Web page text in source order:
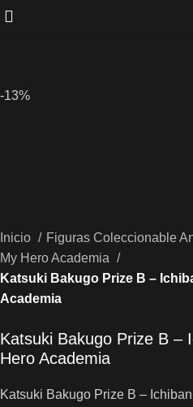
-13%
Inicio
Figuras Coleccionable
My Hero Academia
Katsuki Bakugo Prize B –
Academia
Katsuki Bakugo Prize B –
Hero Academia
Katsuki Bakugo Prize B –